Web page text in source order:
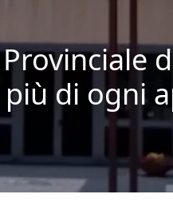
di ogni